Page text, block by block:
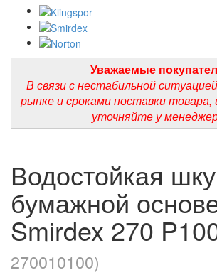
Уважаемые
В связи с нестабильной
рынке и сроками поставки товара,
уточняйте у
Водостойкая
бумажной
Smirdex 270
270010100)